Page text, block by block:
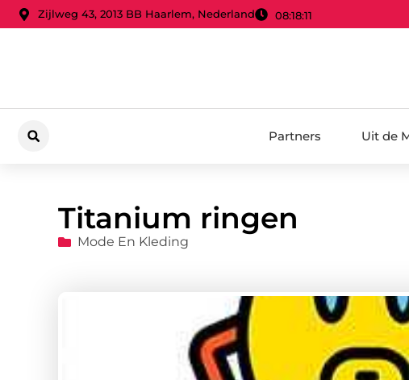
Zijlweg 43, 2013 BB Haarlem, Nederland 08:18:13
Partners Uit de
Titanium ringen
Mode En Kleding